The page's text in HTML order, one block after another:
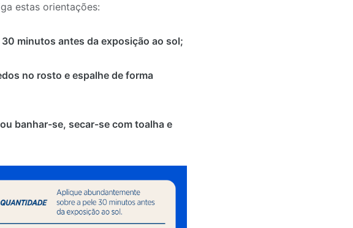
estas orientações:
minutos antes da exposição ao sol;
no rosto e espalhe de forma
banhar-se, secar-se com toalha e